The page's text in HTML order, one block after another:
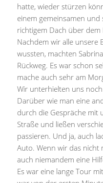
hatte, wieder stürzen
einem gemeinsamen
richtigem Dach über dem
Nachdem wir alle unsere
wussten, machten
Rückweg. Es war schon
mache auch sehr am
Wir unterhielten uns
Darüber wie man eine
durch die Gespräche mit
Straße und ließen
passieren. Und ja, auch
Auto. Wenn wir das
auch niemandem eine
Es war eine lange Tour